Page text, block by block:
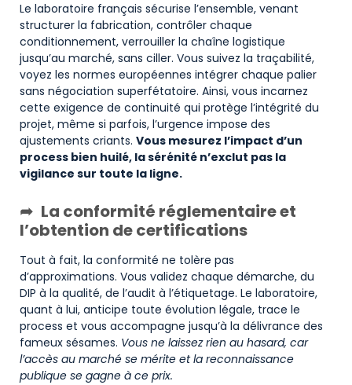
Le laboratoire français sécurise l’ensemble, venant
structurer la fabrication, contrôler chaque
conditionnement, verrouiller la chaîne logistique
jusqu’au marché, sans ciller. Vous suivez la traçabilité,
voyez les normes européennes intégrer chaque palier
sans négociation superfétatoire. Ainsi, vous incarnez
cette exigence de continuité qui protège l’intégrité du
projet, même si parfois, l’urgence impose des
ajustements criants. Vous mesurez l’impact d’un
process bien huilé, la sérénité n’exclut pas la
vigilance sur toute la ligne.
La conformité réglementaire et
l’obtention de certifications
Tout à fait, la conformité ne tolère pas
d’approximations. Vous validez chaque démarche, du
DIP à la qualité, de l’audit à l’étiquetage. Le laboratoire,
quant à lui, anticipe toute évolution légale, trace le
process et vous accompagne jusqu’à la délivrance des
fameux sésames. Vous ne laissez rien au hasard, car
l’accès au marché se mérite et la reconnaissance
publique se gagne à ce prix.